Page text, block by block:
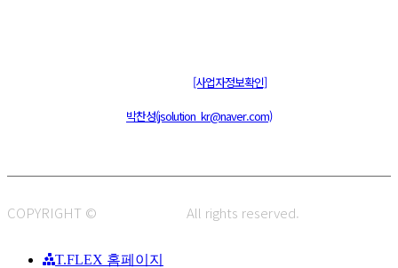
[사업자정보확인]
박찬성(jsolution_kr@naver.com)
COPYRIGHT © All rights reserved.
T.FLEX 홈페이지